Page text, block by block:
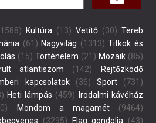
Kultúra (13) Vetítő(30) Tereb
(61) Nagyvilág (1313) Titkok és
(15) Történelem (21) Mozaik(85)
atlantiszom (142)
Rejtőzködő
kapcsolatok(36) Sport(731)
Heti lámpás (459)
Irodalmi kávéház
Mondom a magamét(9464)
(3295) Flag gondolja (43)